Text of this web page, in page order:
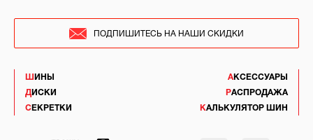
ШИНЫ
ДИСКИ
СЕКРЕТКИ
АКСЕССУАРЫ
РАСПРОДАЖА
КАЛЬКУЛЯТОР ШИН
ПОДПИШИТЕСЬ НА НАШИ СКИДКИ